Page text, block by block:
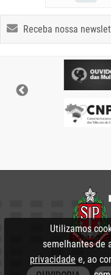
Receba nossa
Utilizamos
semelhantes de
privacidade e, ao